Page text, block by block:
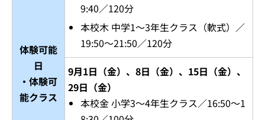
体験可能
日
・体験可
能クラス
9:40／120分
本校木 中学1～3年生クラス（軟式）／
19:50～21:50／120分
9月1日（金）、8日（金）、15日（金）、
29日（金）
本校金 小学3～4年生クラス／16:50～1